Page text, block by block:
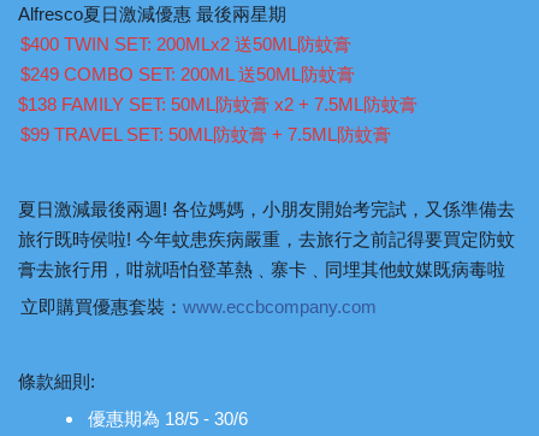
Alfresco夏日激減優惠 最後兩星期
$400 TWIN SET: 200MLx2 送50ML防蚊膏
$249 COMBO SET: 200ML 送50ML防蚊膏
$138 FAMILY SET: 50ML防蚊膏 x2 + 7.5ML防蚊膏
$99 TRAVEL SET: 50ML防蚊膏 + 7.5ML防蚊膏
夏日激減最後兩週! 各位媽媽，小朋友開始考完試，又係準備去
旅行既時侯啦! 今年蚊患疾病嚴重，去旅行之前記得要買定防蚊
膏去旅行用，咁就唔怕登革熱﹑寨卡﹑同埋其他蚊媒既病毒啦
立即購買優惠套裝： www.eccbcompany.com
條款細則:
優惠期為 18/5 - 30/6